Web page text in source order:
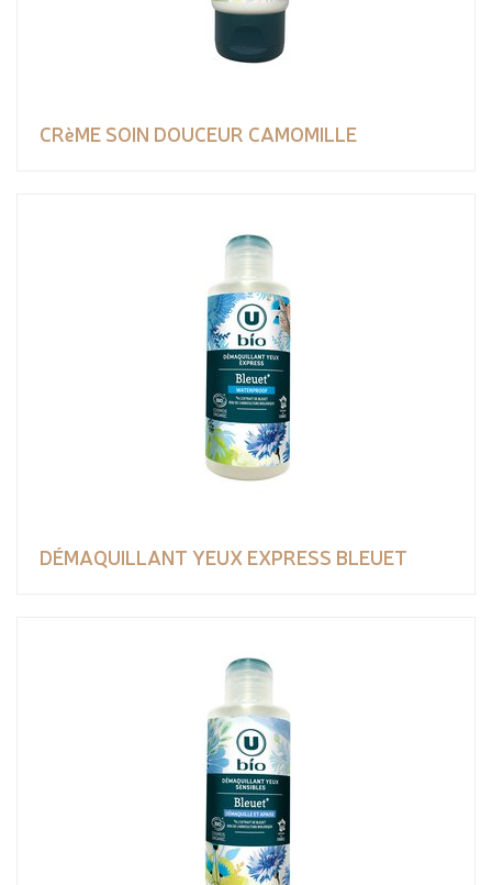
CRèME SOIN DOUCEUR CAMOMILLE
DÉMAQUILLANT YEUX EXPRESS BLEUET